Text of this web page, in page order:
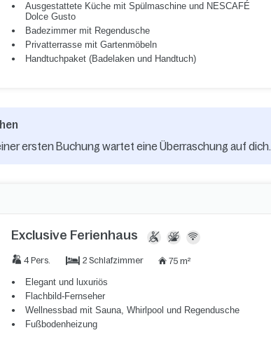
Ausgestattete Küche mit Spülmaschine und NESCAFÉ
Dolce Gusto
Badezimmer mit Regendusche
Privatterrasse mit Gartenmöbeln
Handtuchpaket (Badelaken und Handtuch)
ersten Buchung wartet eine Überraschung auf dich.
Exclusive Ferienhaus
4 Pers. 2 Schlafzimmer 75 m²
Elegant und luxuriös
Flachbild-Fernseher
Wellnessbad mit Sauna, Whirlpool und Regendusche
Fußbodenheizung